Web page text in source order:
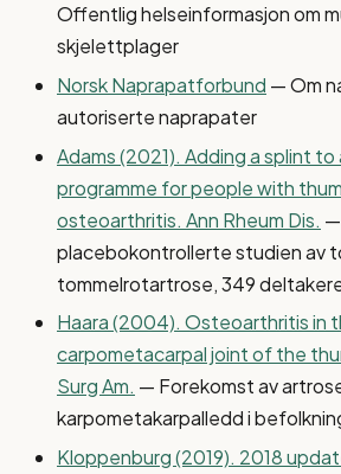
Offentlig helseinformasjon om
skjelettplager
Norsk Naprapatforbund — Om
autoriserte naprapater
Adams (2021). Adding a splint to
programme for people with
osteoarthritis. Ann Rheum Dis.
placebokontrollerte studien av
tommelrotartrose, 349
Haara (2004). Osteoarthritis in
carpometacarpal joint of the
Surg Am. — Forekomst av
karpometakarpalledd i
Kloppenburg (2019). 2018